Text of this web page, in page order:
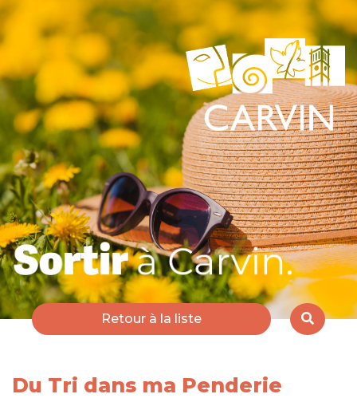
Retour à la liste
Du Tri dans ma Penderie